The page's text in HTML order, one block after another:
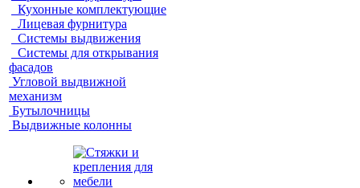
Кухонные комплектующие
Лицевая фурнитура
Системы выдвижения
Системы для открывания
фасадов
Угловой выдвижной
механизм
Бутылочницы
Выдвижные колонны